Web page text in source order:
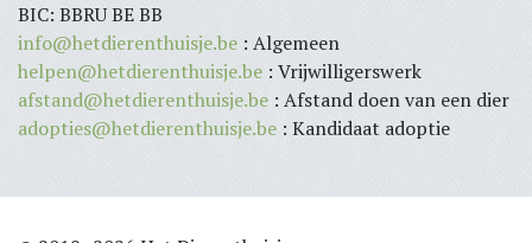
BIC: BBRU BE BB
info@hetdierenthuisje.be : Algemeen
helpen@hetdierenthuisje.be : Vrijwilligerswerk
afstand@hetdierenthuisje.be : Afstand doen van een dier
adopties@hetdierenthuisje.be : Kandidaat adoptie